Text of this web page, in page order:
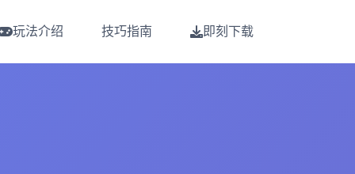
玩法介绍 技巧指南 即刻下载